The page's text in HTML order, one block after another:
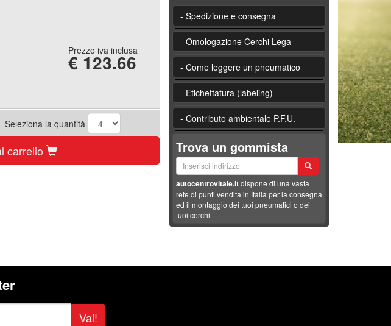
Prezzo iva inclusa
€ 123.66
Seleziona la quantità
carrello
- Spedizione e consegna
- Omologazione Cerchi Lega
- Come leggere un pneumatico
- Etichettatura (labeling)
- Contributo ambientale P.F.U.
Trova un gommista
autocentrovitale.itdispone di una vasta
rete di punti vendita in Italia per la consegna
ed il montaggio dei tuoi pneumatici o dei
tuoi cerchi
Vai!